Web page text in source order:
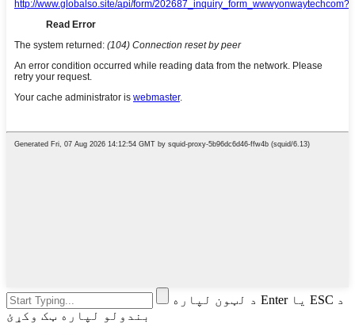
د لټون لپاره Enter یا ESC د
بندولو لپاره ټک وکړئ